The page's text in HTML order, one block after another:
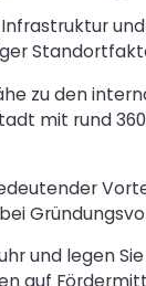
zu den
mit rund
und legen